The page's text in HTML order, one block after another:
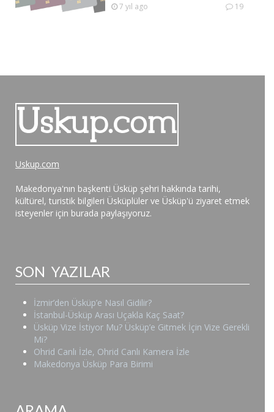
7 yıl ago 19
Uskup.com
Makedonya'nın başkenti Üsküp şehri hakkında tarihi,
kültürel, turistik bilgileri Üsküplüler ve Üsküp'ü ziyaret etmek
isteyenler için burada paylaşıyoruz.
SON YAZILAR
İzmir’den Üsküp’e Nasıl Gidilir?
İstanbul-Üsküp Arası Uçakla Kaç Saat?
Üsküp Vize İstiyor Mu? Üsküp’e Gitmek İçin Vize Gerekli
Mi?
Ohrid Canlı İzle, Ohrid Canlı Kamera İzle
Makedonya Üsküp Para Birimi